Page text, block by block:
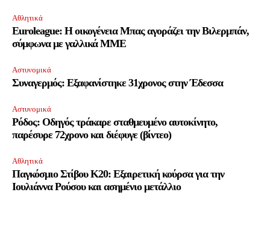
Αθλητικά
Euroleague: Η οικογένεια Μπας αγοράζει την Βιλερμπάν,
σύμφωνα με γαλλικά ΜΜΕ
Αστυνομικά
Συναγερμός: Εξαφανίστηκε 31χρονος στην Έδεσσα
Αστυνομικά
Ρόδος: Οδηγός τράκαρε σταθμευμένο αυτοκίνητο,
παρέσυρε 72χρονο και διέφυγε (βίντεο)
Αθλητικά
Παγκόσμιο Στίβου Κ20: Εξαιρετική κούρσα για την
Ιουλιάννα Ρούσου και ασημένιο μετάλλιο